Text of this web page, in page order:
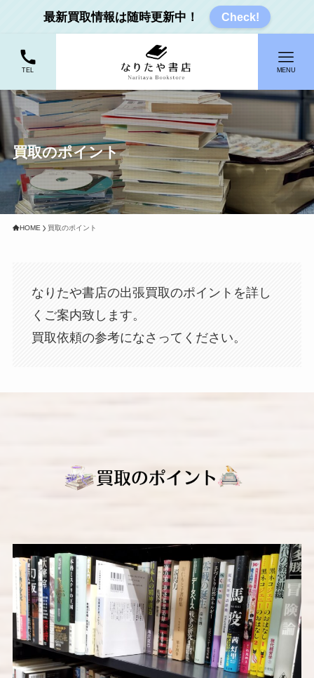
最新買取情報は随時更新中！ Check!
TEL MENU
買取のポイント
HOME 買取のポイント
なりたや書店の出張買取のポイントを詳し
くご案内致します。
買取依頼の参考になさってください。